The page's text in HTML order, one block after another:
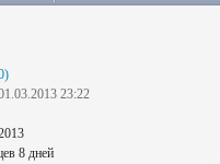
23:22
8 дней